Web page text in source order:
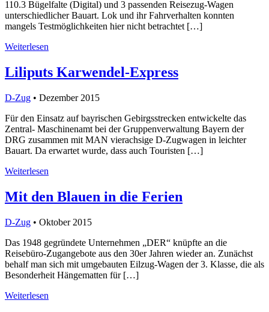
110.3 Bügelfalte (Digital) und 3 passenden Reisezug-Wagen
unterschiedlicher Bauart. Lok und ihr Fahrverhalten konnten
mangels Testmöglichkeiten hier nicht betrachtet […]
Weiterlesen
Liliputs Karwendel-Express
D-Zug • Dezember 2015
Für den Einsatz auf bayrischen Gebirgsstrecken entwickelte das
Zentral- Maschinenamt bei der Gruppenverwaltung Bayern der
DRG zusammen mit MAN vierachsige D-Zugwagen in leichter
Bauart. Da erwartet wurde, dass auch Touristen […]
Weiterlesen
Mit den Blauen in die Ferien
D-Zug • Oktober 2015
Das 1948 gegründete Unternehmen „DER“ knüpfte an die
Reisebüro-Zugangebote aus den 30er Jahren wieder an. Zunächst
behalf man sich mit umgebauten Eilzug-Wagen der 3. Klasse, die als
Besonderheit Hängematten für […]
Weiterlesen